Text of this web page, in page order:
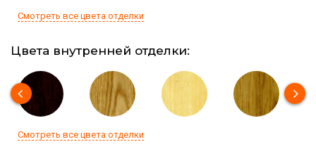
Смотреть все цвета отделки
Цвета внутренней отделки:
Смотреть все цвета отделки